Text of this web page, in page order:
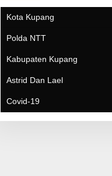
Kota Kupang
Polda NTT
Kabupaten Kupang
Astrid Dan Lael
Covid-19